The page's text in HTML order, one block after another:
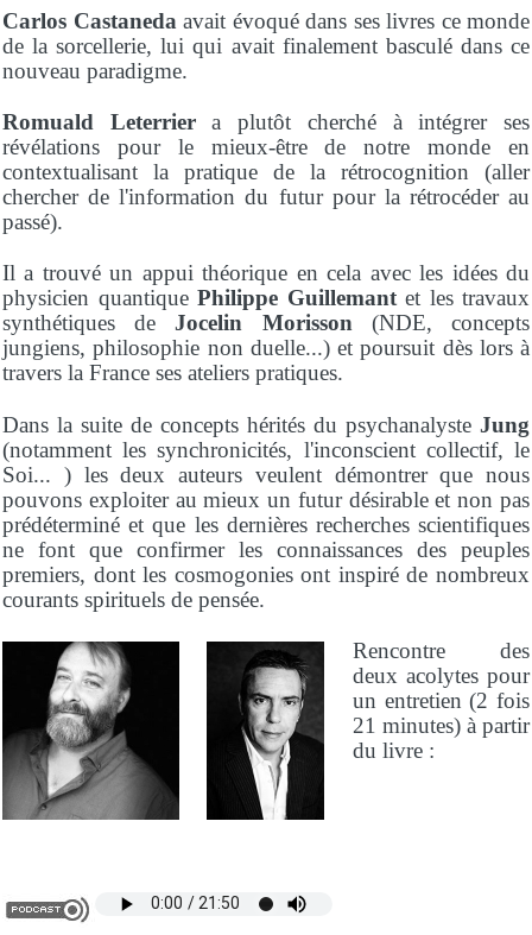
Carlos Castaneda avait évoqué dans ses livres ce monde
de la sorcellerie, lui qui avait finalement basculé dans ce
nouveau paradigme.
Romuald Leterriera plutôt cherché à intégrer ses
révélations pour le mieux-être de notre monde en
contextualisant la pratique de la rétrocognition (aller
chercher de l'information du futur pour la rétrocéder au
passé).
Il a trouvé un appui théorique en cela avec les idées du
physicien quantique Philippe Guillemantet les travaux
synthétiques deJocelin Morisson (NDE, concepts
jungiens, philosophie non duelle...) et poursuit dès lors à
travers la France ses ateliers pratiques.
Dans la suite de concepts hérités du psychanalyste Jung
(notamment les synchronicités, l'inconscient collectif, le
Soi... ) les deux auteurs veulent démontrer que nous
pouvons exploiter au mieux un futur désirable et non pas
prédéterminé et que les dernières recherches scientifiques
ne font que confirmer les connaissances des peuples
premiers, dont les cosmogonies ont inspiré de nombreux
courants spirituels de pensée.
Rencontre des
deux acolytes pour
un entretien (2 fois
21 minutes) à partir
du livre :